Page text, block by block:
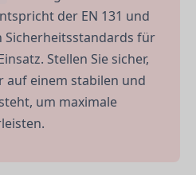
der EN 131 und
Sicherheitsstandards für
Stellen Sie sicher,
auf einem stabilen und
um maximale